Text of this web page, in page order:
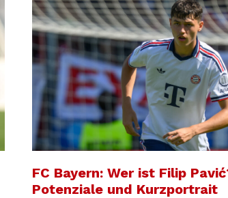
FC Bayern: Wer ist Filip
Potenziale und Kurzportrait